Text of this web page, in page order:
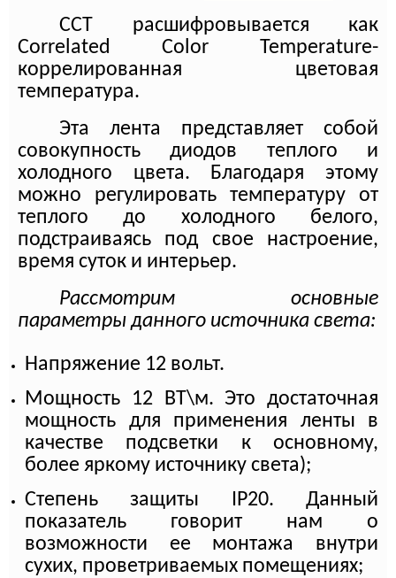
CCT расшифровывается как
Correlated Color Temperature-
коррелированная цветовая
температура.
Эта лента представляет собой
совокупность диодов теплого и
холодного цвета. Благодаря этому
можно регулировать температуру от
теплого до холодного белого,
подстраиваясь под свое настроение,
время суток и интерьер.
Рассмотрим основные
параметры данного источника света:
Напряжение 12 вольт.
Мощность 12 ВТ\м. Это достаточная
мощность для применения ленты в
качестве подсветки к основному,
более яркому источнику света);
Степень защиты IP20.Данный
показатель говорит нам о
возможности ее монтажа внутри
сухих, проветриваемых помещениях;